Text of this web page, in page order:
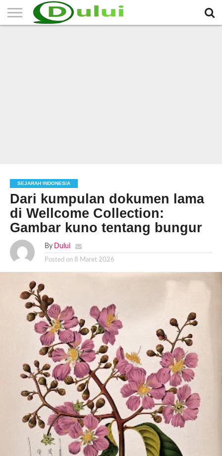
SEJARAH INDONESIA
Dari kumpulan dokumen lama
di Wellcome Collection:
Gambar kuno tentang bungur
By Dului
Posted on 8 Maret 2026